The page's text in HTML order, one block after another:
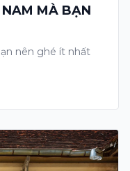
MÀ BẠN
nên ghé ít nhất